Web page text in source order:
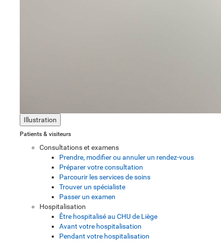
Illustration
Patients & visiteurs
Consultations et examens
Prendre, modifier ou annuler un rendez-vous
Préparer votre consultation
Parcourir les services de soins
Trouver un spécialiste
Passer un examen
Hospitalisation
Être hospitalisé au CHU de Liège
Avant votre hospitalisation
Pendant votre hospitalisation